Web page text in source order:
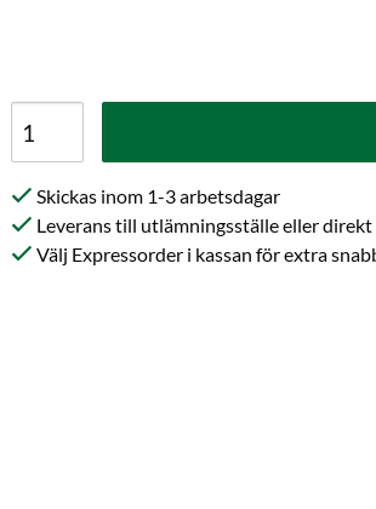
Skickas inom 1-3 arbetsdagar
Leverans till utlämningsställe eller direkt
Välj Expressorder i kassan för extra